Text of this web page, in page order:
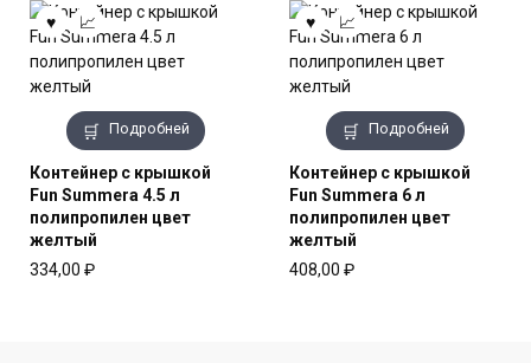
Подробней
Контейнер с крышкой
Fun Summera 4.5 л
полипропилен цвет
желтый
334,00 ₽
Подробней
Контейнер с крышкой
Fun Summera 6 л
полипропилен цвет
желтый
408,00 ₽